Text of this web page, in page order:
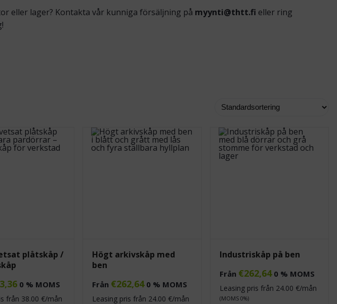
eller lager? Kontakta vår kunniga försäljning på myynti@thtt.fi eller ring
plåtskåp /
0 % MOMS
från 38.00 €/mån
Högt arkivskåp med
ben
Från €262,64 0 % MOMS
Leasing pris från 24.00 €/mån
Industriskåp på ben
Från €262,64 0 % MOMS
Leasing pris från 24.00 €/mån
(MOMS 0%)